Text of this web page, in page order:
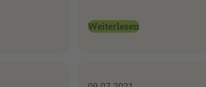
Weiterlesen